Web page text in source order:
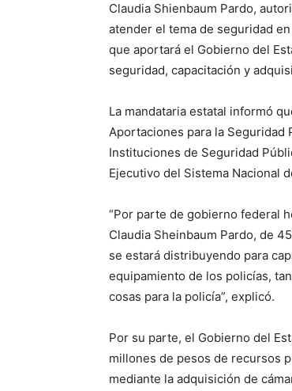
Claudia Shienbaum Pardo,
atender el tema de seguridad
que aportará el Gobierno del
seguridad, capacitación y
La mandataria estatal informó
Aportaciones para la Seguridad
Instituciones de Seguridad
Ejecutivo del Sistema Nacional
“Por parte de gobierno federal
Claudia Sheinbaum Pardo, de
se estará distribuyendo para
equipamiento de los policías,
cosas para la policía”, explicó.
Por su parte, el Gobierno del
millones de pesos de recursos
mediante la adquisición de